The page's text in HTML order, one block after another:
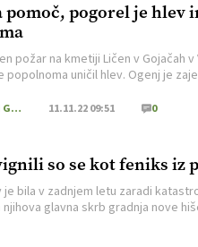
pomoč, pogorel je hlev
požar na kmetiji Ličen v Gojačah v
popolnoma uničil hlev. Ogenj je
še 250 bal sena. Prosijo za pomoč.
Kmečki Glas 11.11.22 09:51 0
so se kot feniks iz
je bila v zadnjem letu zaradi
glavna skrb gradnja nove